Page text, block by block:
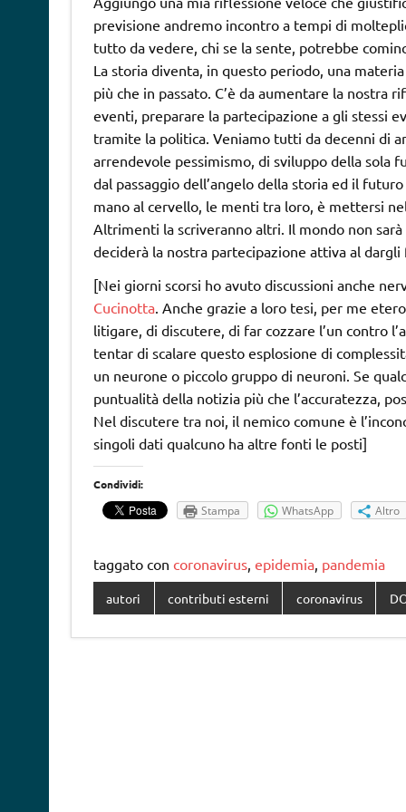
previsione andremo incontro a tempi di
tutto da vedere, chi se la sente, potrebbe
La storia diventa, in questo periodo, una
più che in passato. C’è da aumentare la nostra
eventi, preparare la partecipazione a gli stessi
tramite la politica. Veniamo tutti da decenni di
arrendevole pessimismo, di sviluppo della sola
dal passaggio dell’angelo della storia ed il
mano al cervello, le menti tra loro, è mettersi
Altrimenti la scriveranno altri. Il mondo non
deciderà la nostra partecipazione attiva al dargli
[Nei giorni scorsi ho avuto discussioni anche
Cucinotta. Anche grazie a loro tesi, per me
litigare, di discutere, di far cozzare l’un contro
tentar di scalare questo esplosione di
un neurone o piccolo gruppo di neuroni. Se
puntualità della notizia più che l’accuratezza,
Nel discutere tra noi, il nemico comune è
singoli dati qualcuno ha altre fonti le posti]
Condividi:
Stampa WhatsApp Altro
taggato con coronavirus, epidemia, pandemia
autori contributi esterni coronavirus